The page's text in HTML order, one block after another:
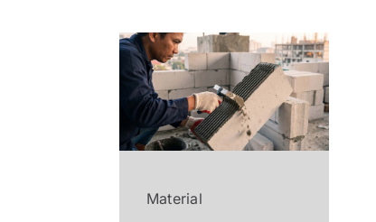
Material